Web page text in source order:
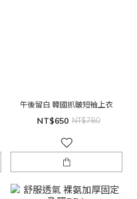
午後留白 韓國抓皺短袖上衣
NT$650 NT$780